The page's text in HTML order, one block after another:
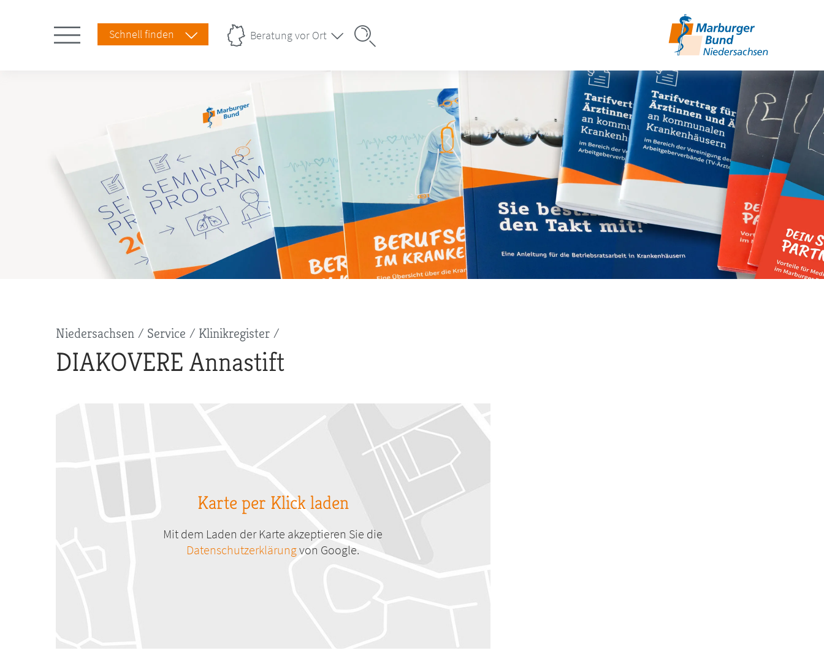
Schnell finden Beratung vor Ort
Pfadnavigation
Niedersachsen Service Klinikregister
DIAKOVERE Annastift
Karte per Klick laden
Mit dem Laden der Karte akzeptieren Sie die
Datenschutzerklärungvon Google.